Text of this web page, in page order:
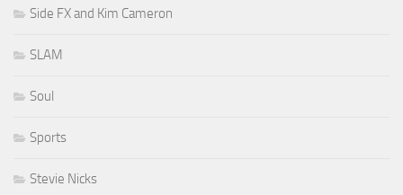
Side FX and Kim Cameron
SLAM
Soul
Sports
Stevie Nicks